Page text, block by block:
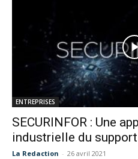
ENTREPRISES
SECURINFOR : Une
industrielle du support
La Redaction - 26 avril 2021